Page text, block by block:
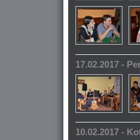
17.02.2017 -
10.02.2017 -